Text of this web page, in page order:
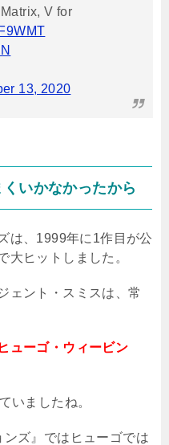
V for
13, 2020
いかなかったから
は、 1999年に 1作目が公
大ヒットしました。
ェント・スミスは、常
ヒューゴ・ウィービン
いましたね。
ズ』ではヒューゴでは